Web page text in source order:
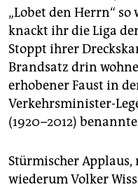
„Lobet den Herrn“ so
knackt ihr die Liga
Stoppt ihrer
Brandsatz drin
erhobener Faust in
Verkehrsminister-
(1920–2012)
Stürmischer Applaus,
wiederum Volker